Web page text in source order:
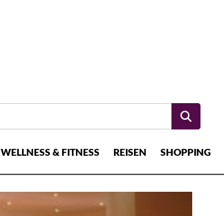
WELLNESS & FITNESS REISEN SHOPPING